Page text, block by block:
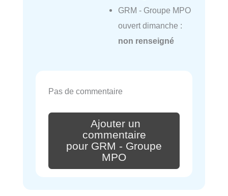
GRM - Groupe MPO
ouvert dimanche :
non renseigné
Pas de commentaire
Ajouter un
commentaire
pour GRM - Groupe
MPO